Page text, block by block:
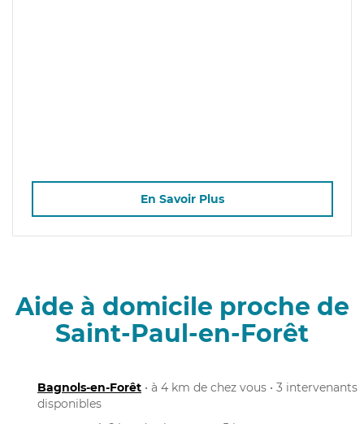
En Savoir Plus
Aide à domicile proche de
Saint-Paul-en-Forêt
Bagnols-en-Forêt • à 4 km de chez vous • 3 intervenants
disponibles